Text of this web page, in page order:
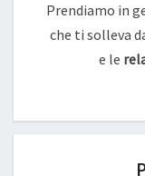
Prendiamo in
che ti solleva
e le